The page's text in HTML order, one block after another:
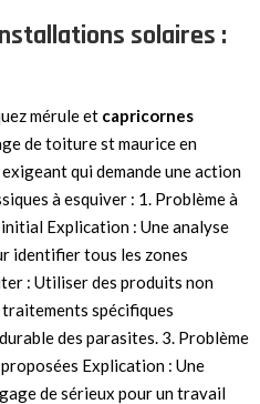
solaires :
mérule et capricornes
de toiture st maurice en
qui demande une action
à esquiver : 1. Problème à
initial Explication : Une analyse
identifier tous les zones
: Utiliser des produits non
spécifiques
durable des parasites. 3. Problème
Explication : Une
de sérieux pour un travail